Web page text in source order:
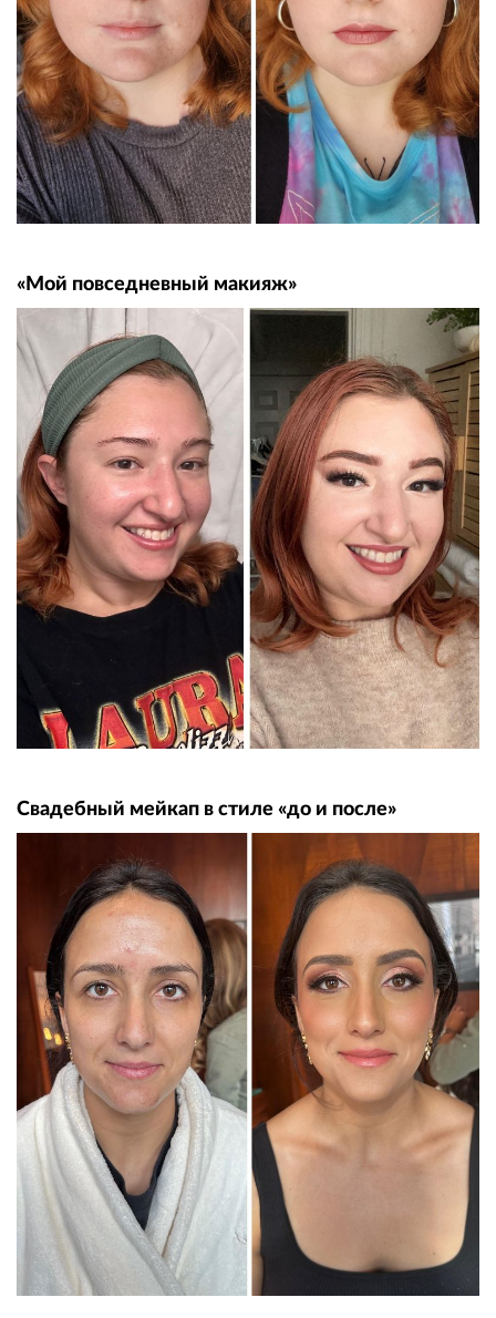
«Мой повседневный макияж»
Свадебный мейкап в стиле «до и после»